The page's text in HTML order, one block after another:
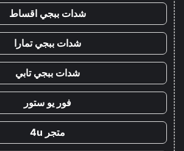
شدات ببجي اقساط
شدات ببجي تمارا
شدات ببجي تابي
فور يو ستور
متجر 4u